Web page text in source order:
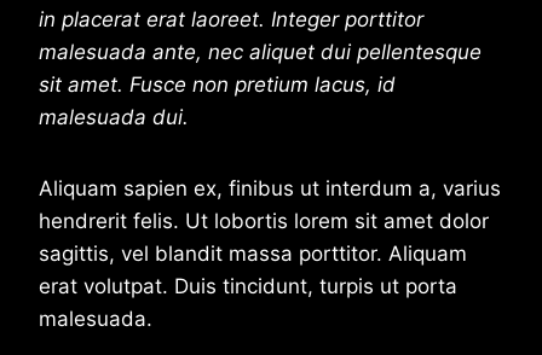
in placerat erat laoreet. Integer porttitor
malesuada ante, nec aliquet dui pellentesque
sit amet. Fusce non pretium lacus, id
malesuada dui.
Aliquam sapien ex, finibus ut interdum a, varius
hendrerit felis. Ut lobortis lorem sit amet dolor
sagittis, vel blandit massa porttitor. Aliquam
erat volutpat. Duis tincidunt, turpis ut porta
malesuada.